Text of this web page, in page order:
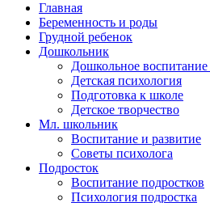
Главная
Беременность и роды
Грудной ребенок
Дошкольник
Дошкольное воспитание
Детская психология
Подготовка к школе
Детское творчество
Мл. школьник
Воспитание и развитие
Советы психолога
Подросток
Воспитание подростков
Психология подростка